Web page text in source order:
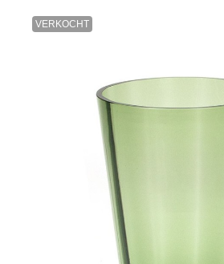
VERKOCHT